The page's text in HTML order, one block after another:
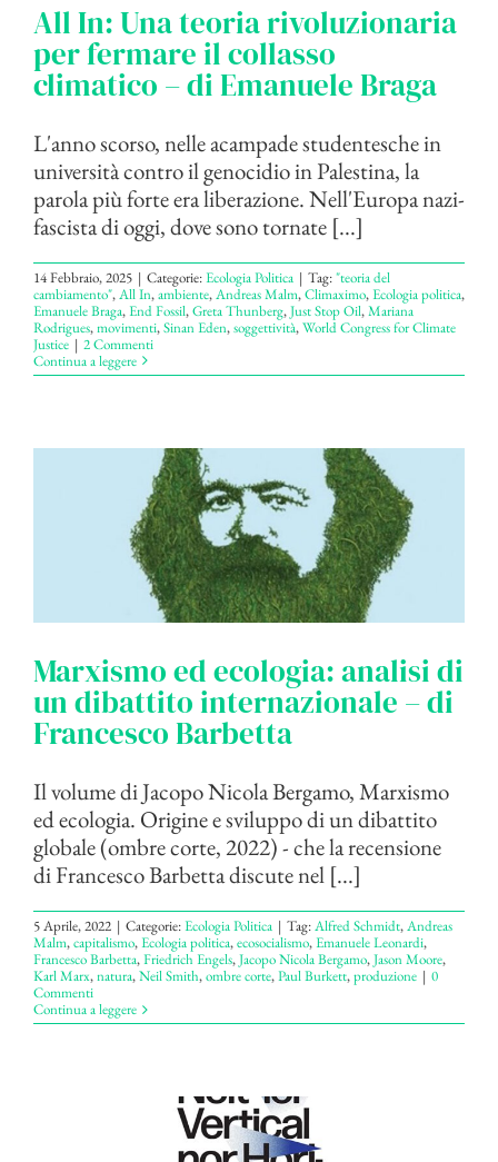
All In: Una teoria rivoluzionaria
per fermare il collasso
climatico – di Emanuele Braga
L'anno scorso, nelle acampade studentesche in
università contro il genocidio in Palestina, la
parola più forte era liberazione. Nell'Europa nazi-
fascista di oggi, dove sono tornate [...]
14 Febbraio, 2025 | Categorie:Ecologia Politica | Tag:"teoria del
cambiamento",All In,ambiente,Andreas Malm,Climaximo,Ecologia politica,
Emanuele Braga,End Fossil,Greta Thunberg,Just Stop Oil,Mariana
Rodrigues,movimenti,Sinan Eden,soggettività,World Congress for Climate
Justice | 2 Commenti
Continua a leggere
Marxismo ed ecologia: analisi di
un dibattito internazionale – di
Francesco Barbetta
Il volume di Jacopo Nicola Bergamo, Marxismo
ed ecologia. Origine e sviluppo di un dibattito
globale (ombre corte, 2022) - che la recensione
di Francesco Barbetta discute nel [...]
5 Aprile, 2022 | Categorie:Ecologia Politica | Tag:Alfred Schmidt,Andreas
Malm,capitalismo,Ecologia politica,ecosocialismo,Emanuele Leonardi,
Francesco Barbetta,Friedrich Engels,Jacopo Nicola Bergamo,Jason Moore,
Karl Marx,natura,Neil Smith,ombre corte,Paul Burkett,produzione | 0
Commenti
Continua a leggere